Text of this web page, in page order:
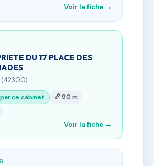
Voir la fiche →
DU 17 PLACE DES
(42300)
ce cabinet
📏 90 m
Voir la fiche →